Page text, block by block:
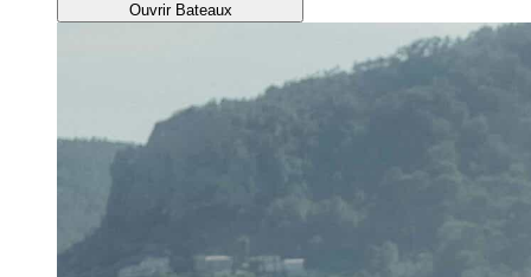
Ouvrir Bateaux